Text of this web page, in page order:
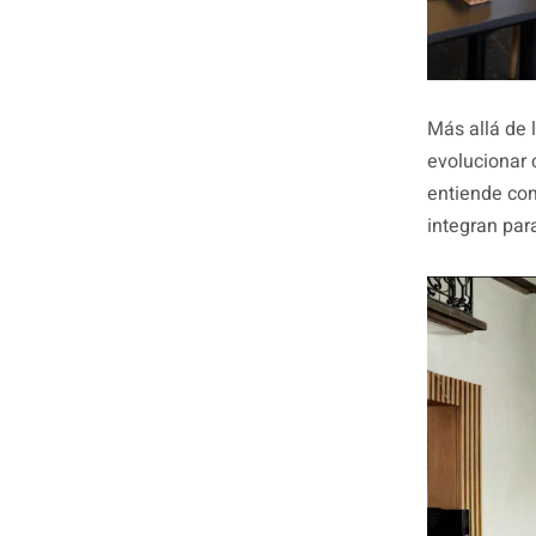
Más allá de
evolucionar
entiende
integran